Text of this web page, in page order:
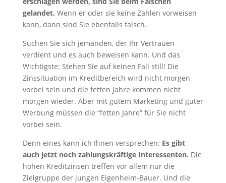
gelandet. Wenn er oder sie keine Zahlen vorweisen
kann, dann sind Sie ebenfalls falsch.
Suchen Sie sich jemanden, der Ihr Vertrauen
verdient und es auch beweisen kann. Und das
Wichtigste: Stehen Sie auf keinen Fall still! Die
Zinssituation im Kreditbereich wird nicht morgen
vorbei sein und die fetten Jahre kommen nicht
morgen wieder. Aber mit gutem Marketing und guter
Werbung müssen die “fetten Jahre” für Sie nicht
vorbei sein.
Denn eines kann ich Ihnen versprechen: Es gibt
auch jetzt noch zahlungskräftige Interessenten. Die
hohen Kreditzinsen treffen vor allem nur die
Zielgruppe der jungen Eigenheim-Bauer. Und die